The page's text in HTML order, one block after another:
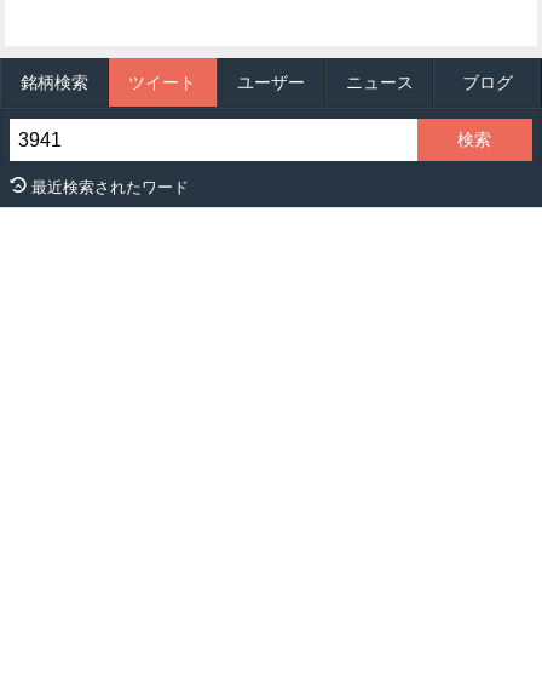
銘柄検索 ツイート ユーザー ニュース ブログ
最近検索されたワード